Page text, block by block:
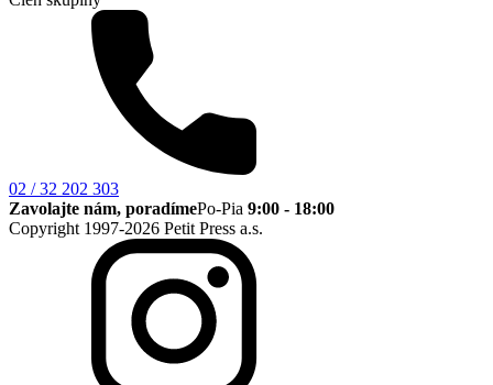
02 / 32 202 303
Zavolajte nám, poradímePo-Pia 9:00 - 18:00
Copyright 1997-2026 Petit Press a.s.